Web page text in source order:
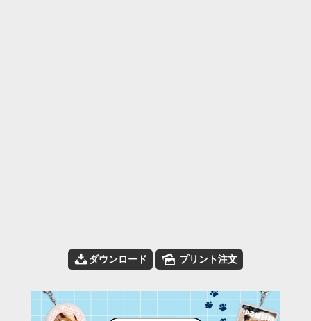
📥ダウンロード 🌄 プリント注文